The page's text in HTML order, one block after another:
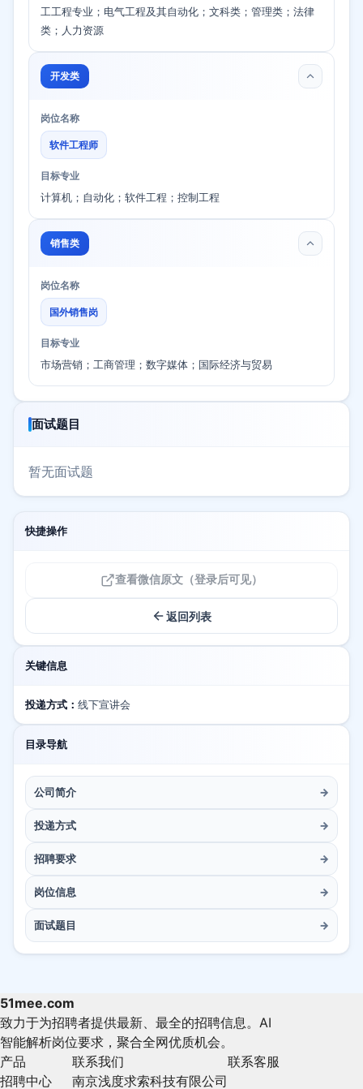
工工程专业；电气工程及其自动化；文科类；管理类；法律
类；人力资源
开发类
岗位名称
软件工程师
目标专业
计算机；自动化；软件工程；控制工程
销售类
岗位名称
国外销售岗
目标专业
市场营销；工商管理；数字媒体；国际经济与贸易
面试题目
暂无面试题
快捷操作
查看微信原文（登录后可见）
返回列表
关键信息
投递方式： 线下宣讲会
目录导航
公司简介 →
投递方式 →
招聘要求 →
岗位信息 →
面试题目 →
51mee.com
致力于为招聘者提供最新、最全的招聘信息。AI
智能解析岗位要求，聚合全网优质机会。
产品
招聘中心
联系我们
南京浅度求索科技有限公司
联系客服